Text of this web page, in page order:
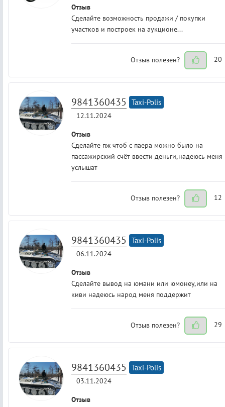
Отзыв
Сделайте возможность продажи / покупки
участков и построек на аукционе...
Отзыв полезен? 20
9841360435 Taxi-Polis
12.11.2024
Отзыв
Сделайте пж чтоб с паера можно было на
пассажирский счёт ввести деньги,надеюсь меня
услышат
Отзыв полезен? 12
9841360435 Taxi-Polis
06.11.2024
Отзыв
Сделайте вывод на юмани или юмонеу,или на
киви надеюсь народ меня поддержит
Отзыв полезен? 29
9841360435 Taxi-Polis
03.11.2024
Отзыв